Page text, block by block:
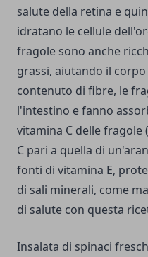
salute della retina e
idratano le cellule
fragole sono anche
grassi, aiutando il
contenuto di fibre, le
l'intestino e fanno
vitamina C delle
C pari a quella di
fonti di vitamina E,
di sali minerali, come
di salute con questa
Insalata di spinaci